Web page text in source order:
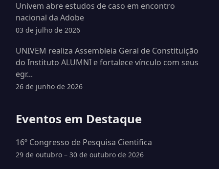
Univem abre estudos de caso em encontro
nacional da Adobe
03 de julho de 2026
UNIVEM realiza Assembleia Geral de Constituição
do Instituto ALUMNI e fortalece vínculo com seus
egr...
26 de junho de 2026
Eventos em Destaque
16º Congresso de Pesquisa Cientifica
29 de outubro – 30 de outubro de 2026